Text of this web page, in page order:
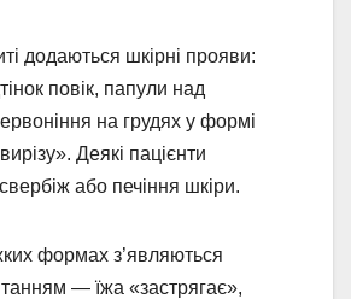
додаються шкірні прояви:
повік, папули над
на грудях у формі
Деякі пацієнти
або печіння шкіри.
формах з’являються
— їжа «застрягає»,